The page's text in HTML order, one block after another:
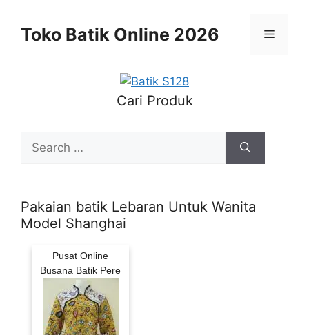
contentToko Batik Online 2026 Menu
Cari Produk
for:
Pakaian batik Lebaran Untuk Wanita
Model Shanghai
Pusat Online
Busana Batik Pere